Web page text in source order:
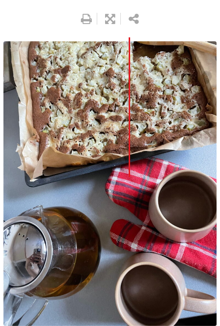
LinkedIn
Whatsapp
Pinterest
Print